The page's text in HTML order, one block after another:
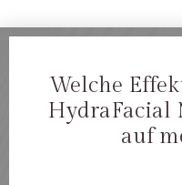
Welche
HydraFacial
auf